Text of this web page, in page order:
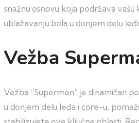
snažnu osnovu koja podržava vašu
ublažavanju bola u donjem delu
Vežba
Vežba “Supermen” je dinamičan
u donjem delu leđa i core-u,